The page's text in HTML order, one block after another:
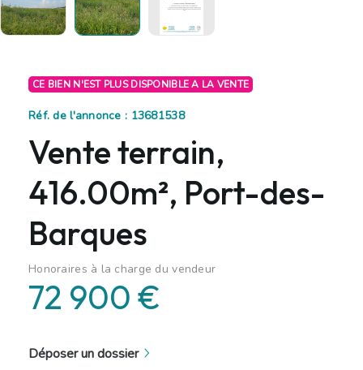
CE BIEN N'EST PLUS DISPONIBLE A LA VENTE
Réf. de l'annonce : 13681538
Vente terrain,
416.00m², Port-des-
Barques
Honoraires à la charge du vendeur
72 900 €
Déposer un dossier